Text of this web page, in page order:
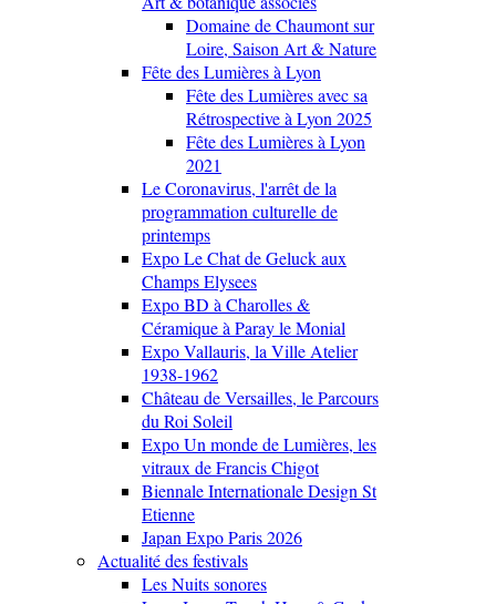
Domaine de Chaumont sur
Loire, Saison Art & Nature
Fête des Lumières à Lyon
Fête des Lumières avec sa
Rétrospective à Lyon 2025
Fête des Lumières à Lyon
2021
Le Coronavirus, l'arrêt de la
programmation culturelle de
printemps
Expo Le Chat de Geluck aux
Champs Elysees
Expo BD à Charolles &
Céramique à Paray le Monial
Expo Vallauris, la Ville Atelier
1938-1962
Château de Versailles, le Parcours
du Roi Soleil
Expo Un monde de Lumières, les
vitraux de Francis Chigot
Biennale Internationale Design St
Etienne
Japan Expo Paris 2026
Actualité des festivals
Les Nuits sonores